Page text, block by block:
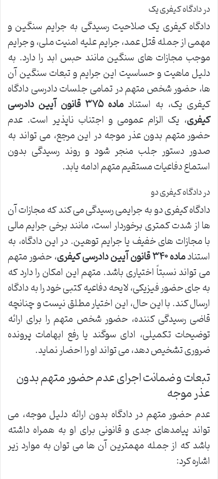
در دادگاه کیفری یک
دادگاه کیفری یک صلاحیت رسیدگی به جرایم سنگین و
مهمی از جمله قتل عمد، جرایم علیه امنیت ملی، و جرایم
موجب مجازات های سنگین مانند حبس ابد را دارد. به
دلیل ماهیت و حساسیت این جرایم و تبعات سنگین آن
ها، حضور شخص متهم در تمامی جلسات دادرسی دادگاه
کیفری یک، به استناد
ماده ۳۷۵ قانون آیین دادرسی
کیفری، یک الزام عمومی و اجتناب ناپذیر است. عدم
حضور متهم بدون عذر موجه در این مرجع، می تواند به
صدور دستور جلب منجر شود و روند رسیدگی بدون
استماع دفاعیات مستقیم متهم ادامه یابد.
در دادگاه کیفری دو
دادگاه کیفری دو به جرایمی رسیدگی می کند که مجازات آن
ها از شدت کمتری برخوردار است، مانند برخی جرایم مالی
با مجازات های خفیف یا جرایم توهین. در این دادگاه، به
استنادماده ۳۴۰ قانون آیین دادرسی کیفری
، حضور متهم
می تواند نسبتاً اختیاری باشد. متهم این امکان را دارد که
به جای حضور فیزیکی، لایحه دفاعیه کتبی خود را به دادگاه
ارسال کند. با این حال، این اختیار مطلق نیست و چنانچه
قاضی رسیدگی کننده، حضور شخص متهم را برای ارائه
توضیحات تکمیلی، ادای سوگند یا رفع ابهامات پرونده
ضروری تشخیص دهد، می تواند او را احضار نماید.
تبعات و ضمانت اجرای عدم حضور متهم بدون
عذر موجه
عدم حضور متهم در دادگاه بدون ارائه دلیل موجه، می
تواند پیامدهای جدی و قانونی برای او به همراه داشته
باشد که از جمله مهمترین آن ها می توان به موارد زیر
اشاره کرد: